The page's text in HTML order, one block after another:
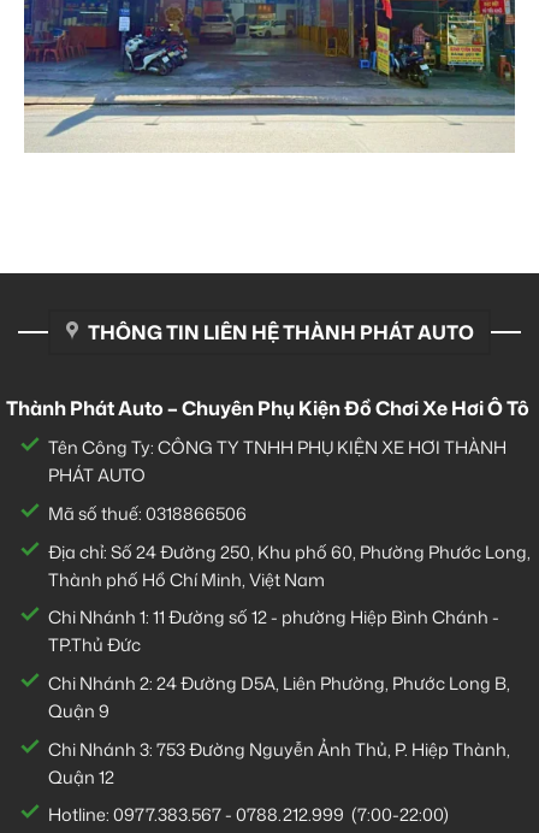
THÔNG TIN LIÊN HỆ THÀNH PHÁT AUTO
Thành Phát Auto – Chuyên Phụ Kiện Đồ Chơi Xe Hơi Ô Tô
Tên Công Ty: CÔNG TY TNHH PHỤ KIỆN XE HƠI THÀNH
PHÁT AUTO
Mã số thuế: 0318866506
Địa chỉ: Số 24 Đường 250, Khu phố 60, Phường Phước Long,
Thành phố Hồ Chí Minh, Việt Nam
Chi Nhánh 1:11 Đường số 12 - phường Hiệp Bình Chánh -
TP.Thủ Đức
Chi Nhánh 2:24 Đường D5A, Liên Phường, Phước Long B,
Quận 9
Chi Nhánh 3:753 Đường Nguyễn Ảnh Thủ, P. Hiệp Thành,
Quận 12
Hotline:0977.383.567-0788.212.999 (7:00-22:00)